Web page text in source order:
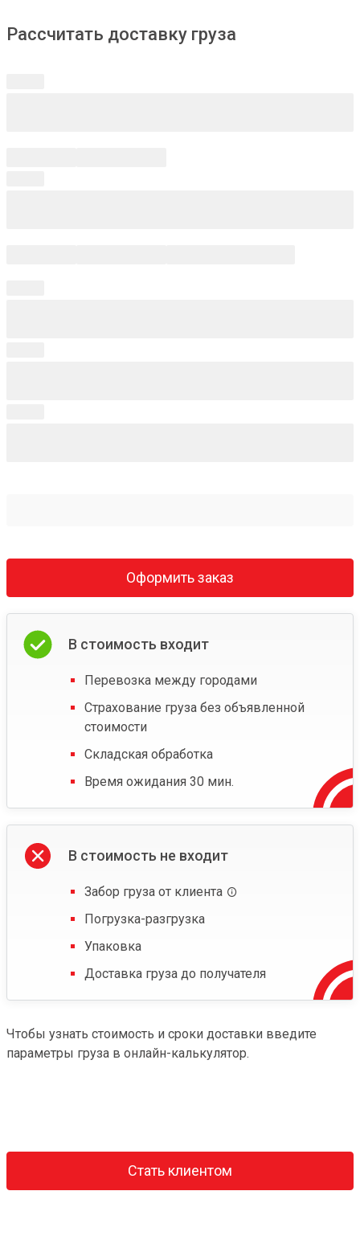
Рассчитать доставку груза
Оформить заказ
В стоимость входит
Перевозка между городами
Страхование груза без объявленной
стоимости
Складская обработка
Время ожидания 30 мин.
В стоимость не входит
Забор груза от клиента
Погрузка-разгрузка
Упаковка
Доставка груза до получателя
Чтобы узнать стоимость и сроки доставки введите
параметры груза в онлайн-калькулятор.
Стать клиентом